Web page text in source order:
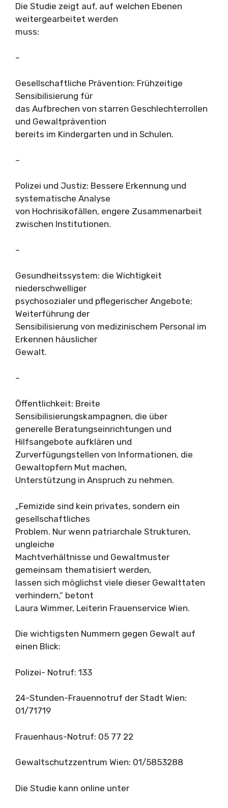
Die Studie zeigt auf, auf welchen Ebenen
weitergearbeitet werden
muss:
–
Gesellschaftliche Prävention: Frühzeitige
Sensibilisierung für
das Aufbrechen von starren Geschlechterrollen
und Gewaltprävention
bereits im Kindergarten und in Schulen.
–
Polizei und Justiz: Bessere Erkennung und
systematische Analyse
von Hochrisikofällen, engere Zusammenarbeit
zwischen Institutionen.
–
Gesundheitssystem: die Wichtigkeit
niederschwelliger
psychosozialer und pflegerischer Angebote;
Weiterführung der
Sensibilisierung von medizinischem Personal im
Erkennen häuslicher
Gewalt.
–
Öffentlichkeit: Breite
Sensibilisierungskampagnen, die über
generelle Beratungseinrichtungen und
Hilfsangebote aufklären und
Zurverfügungstellen von Informationen, die
Gewaltopfern Mut machen,
Unterstützung in Anspruch zu nehmen.
„Femizide sind kein privates, sondern ein
gesellschaftliches
Problem. Nur wenn patriarchale Strukturen,
ungleiche
Machtverhältnisse und Gewaltmuster
gemeinsam thematisiert werden,
lassen sich möglichst viele dieser Gewalttaten
verhindern,“ betont
Laura Wimmer, Leiterin Frauenservice Wien.
Die wichtigsten Nummern gegen Gewalt auf
einen Blick:
Polizei- Notruf: 133
24-Stunden-Frauennotruf der Stadt Wien:
01/71719
Frauenhaus-Notruf: 05 77 22
Gewaltschutzzentrum Wien: 01/5853288
Die Studie kann online unter